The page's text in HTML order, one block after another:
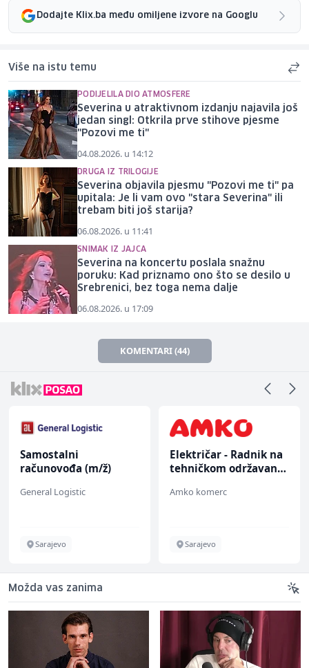
Dodajte Klix.ba među omiljene izvore na Googlu
Više na istu temu
PODIJELILA DIO ATMOSFERE
Severina u atraktivnom izdanju najavila još
jedan singl: Otkrila prve stihove pjesme
"Pozovi me ti"
04.08.2026. u 14:12
DRUGA IZ TRILOGIJE
Severina objavila pjesmu "Pozovi me ti" pa
upitala: Je li vam ovo "stara Severina" ili
trebam biti još starija?
06.08.2026. u 11:41
SNIMAK IZ JAJCA
Severina na koncertu poslala snažnu
poruku: Kad priznamo ono što se desilo u
Srebrenici, bez toga nema dalje
06.08.2026. u 17:09
KOMENTARI (44)
Samostalni
računovođa (m/ž)
General Logistic
Sarajevo
Električar - Radnik na
tehničkom održavanju
Amko komerc
Sarajevo
Možda vas zanima